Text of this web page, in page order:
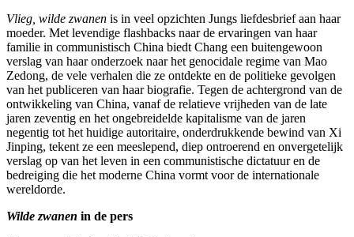
Vlieg, wilde zwanen is in veel opzichten Jungs liefdesbrief aan haar
moeder. Met levendige flashbacks naar de ervaringen van haar
familie in communistisch China biedt Chang een buitengewoon
verslag van haar onderzoek naar het genocidale regime van Mao
Zedong, de vele verhalen die ze ontdekte en de politieke gevolgen
van het publiceren van haar biografie. Tegen de achtergrond van de
ontwikkeling van China, vanaf de relatieve vrijheden van de late
jaren zeventig en het ongebreidelde kapitalisme van de jaren
negentig tot het huidige autoritaire, onderdrukkende bewind van Xi
Jinping, tekent ze een meeslepend, diep ontroerend en onvergetelijk
verslag op van het leven in een communistische dictatuur en de
bedreiging die het moderne China vormt voor de internationale
wereldorde.
Wilde zwanen in de pers